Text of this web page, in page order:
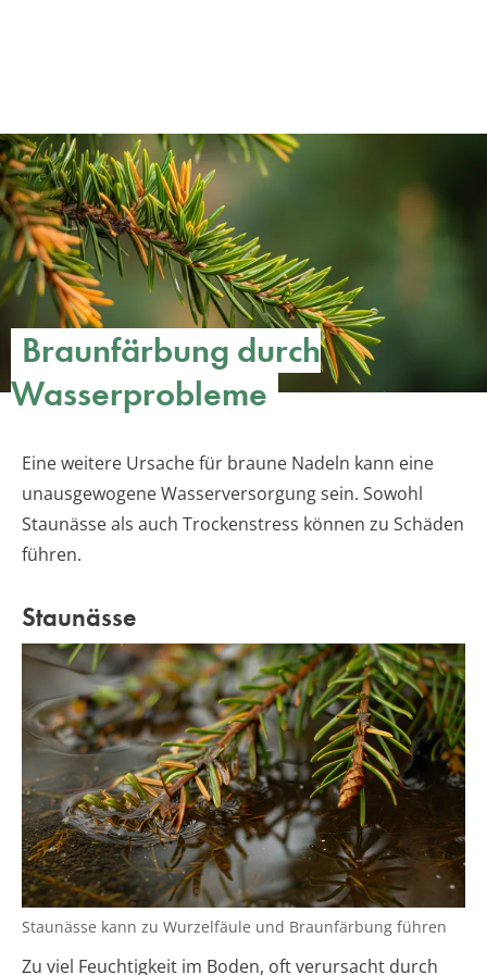
Braunfärbung durch
Wasserprobleme
Eine weitere Ursache für braune Nadeln kann eine
unausgewogene Wasserversorgung sein. Sowohl
Staunässe als auch Trockenstress können zu Schäden
führen.
Staunässe
Staunässe kann zu Wurzelfäule und Braunfärbung führen
Zu viel Feuchtigkeit im Boden, oft verursacht durch